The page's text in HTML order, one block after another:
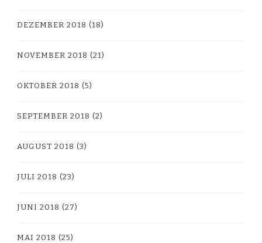
DEZEMBER 2018 (18)
NOVEMBER 2018 (21)
OKTOBER 2018 (5)
SEPTEMBER 2018 (2)
AUGUST 2018 (3)
JULI 2018 (23)
JUNI 2018 (27)
MAI 2018 (25)